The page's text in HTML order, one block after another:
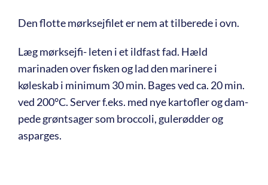
Den flotte mørksejfilet er nem at tilberede i ovn.
Læg mørksejfi- leten i et ildfast fad. Hæld
marinaden over fisken og lad den marinere i
køleskab i minimum 30 min. Bages ved ca. 20 min.
ved 200°C. Server f.eks. med nye kartofler og dam-
pede grøntsager som broccoli, gulerødder og
asparges.